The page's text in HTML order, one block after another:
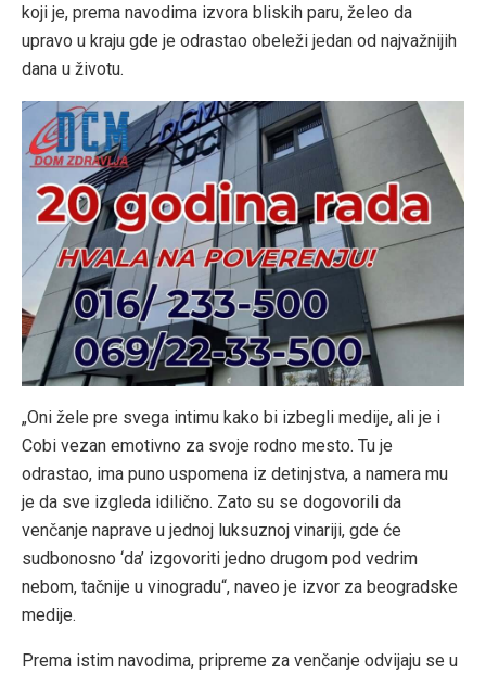
koji je, prema navodima izvora bliskih paru, želeo da
upravo u kraju gde je odrastao obeleži jedan od najvažnijih
dana u životu.
„Oni žele pre svega intimu kako bi izbegli medije, ali je i
Cobi vezan emotivno za svoje rodno mesto. Tu je
odrastao, ima puno uspomena iz detinjstva, a namera mu
je da sve izgleda idilično. Zato su se dogovorili da
venčanje naprave u jednoj luksuznoj vinariji, gde će
sudbonosno ‘da’ izgovoriti jedno drugom pod vedrim
nebom, tačnije u vinogradu“, naveo je izvor za beogradske
medije.
Prema istim navodima, pripreme za venčanje odvijaju se u